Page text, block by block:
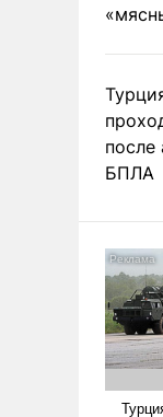
после
БПЛА